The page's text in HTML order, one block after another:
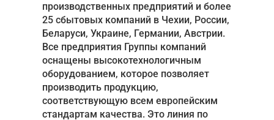
Главная
Акции
Примеры работ
Сервис
производственных предприятий и более
25 сбытовых компаний в Чехии, России,
Беларуси, Украине, Германии, Австрии.
Все предприятия Группы компаний
оснащены высокотехнологичным
оборудованием, которое позволяет
производить продукцию,
соответствующую всем европейским
стандартам качества. Это линия по